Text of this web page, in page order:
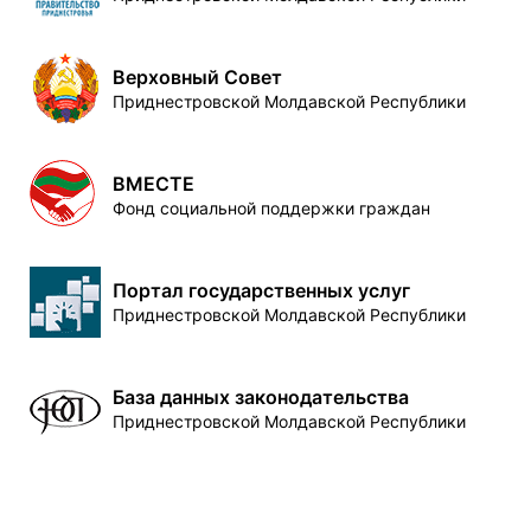
Верховный Совет
Приднестровской Молдавской Республики
ВМЕСТЕ
Фонд социальной поддержки граждан
Портал государственных услуг
Приднестровской Молдавской Республики
База данных законодательства
Приднестровской Молдавской Республики